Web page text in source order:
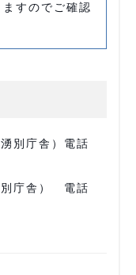
すのでご確認
別庁舎）電話
別庁舎） 電話